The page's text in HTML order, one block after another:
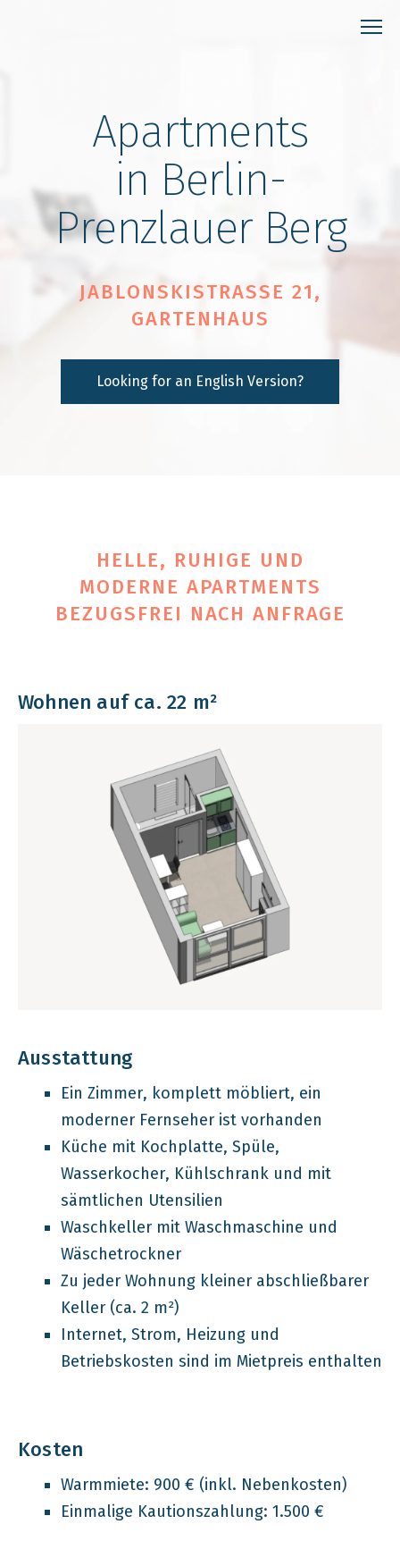
Apartments
in Berlin-
Prenzlauer Berg
JABLONSKISTRASSE 21,
GARTENHAUS
Looking for an English Version?
HELLE, RUHIGE UND
MODERNE APARTMENTS
BEZUGSFREI NACH ANFRAGE
Wohnen auf ca. 22 m²
Ausstattung
Ein Zimmer, komplett möbliert, ein
moderner Fernseher ist vorhanden
Küche mit Kochplatte, Spüle,
Wasserkocher, Kühlschrank und mit
sämtlichen Utensilien
Waschkeller mit Waschmaschine und
Wäschetrockner
Zu jeder Wohnung kleiner abschließbarer
Keller (ca. 2 m²)
Internet, Strom, Heizung und
Betriebskosten sind im Mietpreis enthalten
Kosten
Warmmiete: 900 € (inkl. Nebenkosten)
Einmalige Kautionszahlung: 1.500 €